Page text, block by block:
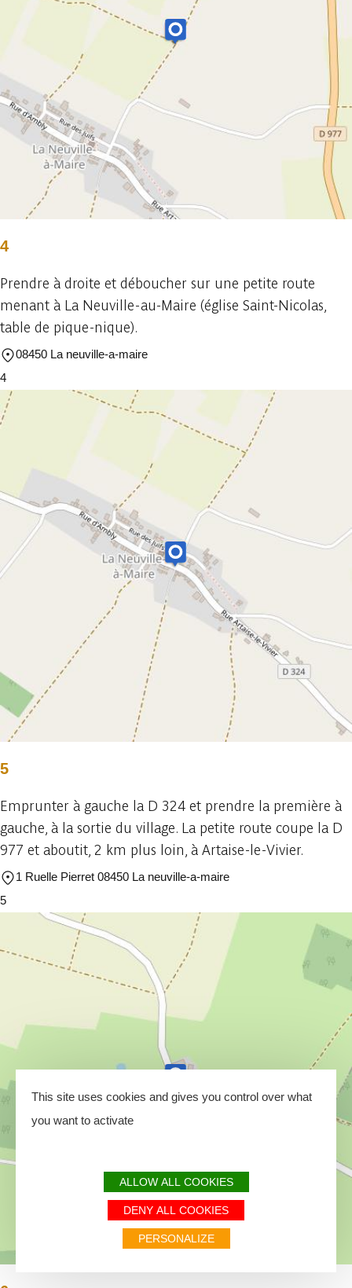
4
Prendre à droite et déboucher sur une petite route
menant à La Neuville-au-Maire (église Saint-Nicolas,
table de pique-nique).
08450 La neuville-a-maire
4
5
Emprunter à gauche la D 324 et prendre la première à
gauche, à la sortie du village. La petite route coupe la D
977 et aboutit, 2 km plus loin, à Artaise-le-Vivier.
1 Ruelle Pierret 08450 La neuville-a-maire
5
This site uses cookies and gives you control over what
you want to activate
ALLOW ALL COOKIES
DENY ALL COOKIES
PERSONALIZE